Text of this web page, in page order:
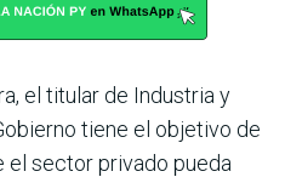
el titular de Industria y
tiene el objetivo de
el sector privado pueda